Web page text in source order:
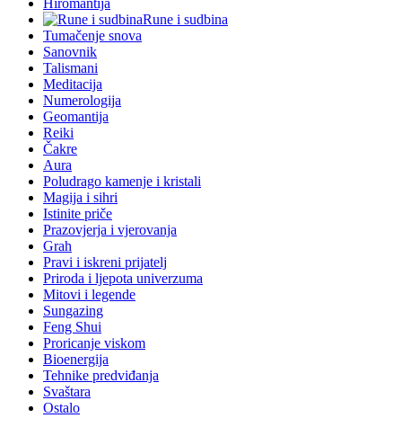
Rune i sudbina
Tumačenje snova
Sanovnik
Talismani
Meditacija
Numerologija
Geomantija
Reiki
Čakre
Aura
Poludrago kamenje i kristali
Magija i sihri
Istinite priče
Prazovjerja i vjerovanja
Grah
Pravi i iskreni prijatelj
Priroda i ljepota univerzuma
Mitovi i legende
Sungazing
Feng Shui
Proricanje viskom
Bioenergija
Tehnike predviđanja
Svaštara
Ostalo